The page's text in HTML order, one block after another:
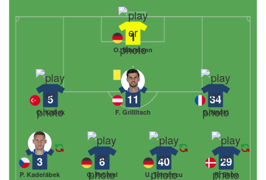
1
O. Baumann
34
S. Nsoki
11
F. Grillitsch
5
O. Kabak
29
R. Skov
40
U. Tohumcu
6
G. Prömel
3
P. Kadeřábek